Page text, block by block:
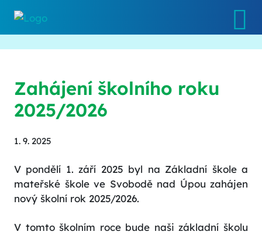
Zahájení školního roku
2025/2026
1. 9. 2025
V pondělí 1. září 2025 byl na Základní škole a
mateřské škole ve Svobodě nad Úpou zahájen
nový školní rok 2025/2026.
V tomto školním roce bude naši základní školu